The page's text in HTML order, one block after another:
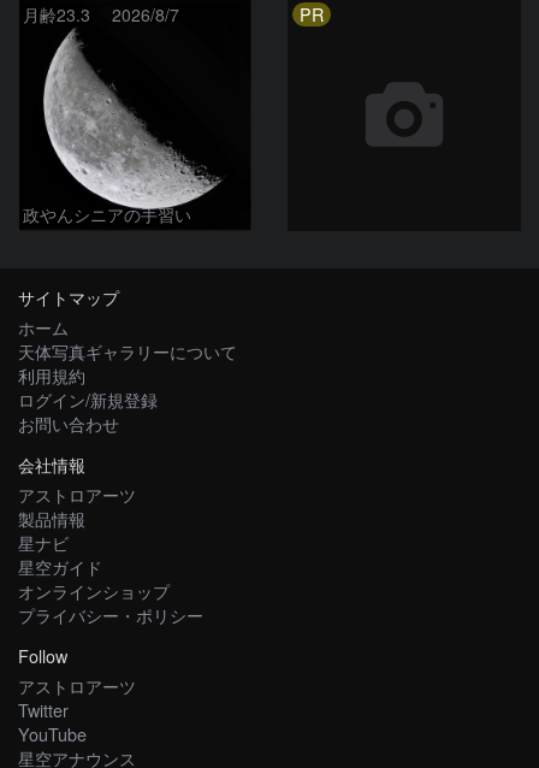
月齢23.3 2026/8/7
政やんシニアの手習い
PR
サイトマップ
ホーム
天体写真ギャラリーについて
利用規約
ログイン/新規登録
お問い合わせ
会社情報
アストロアーツ
製品情報
星ナビ
星空ガイド
オンラインショップ
プライバシー・ポリシー
Follow
アストロアーツ
Twitter
YouTube
星空アナウンス